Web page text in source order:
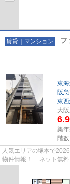
賃貸｜マンション フ
東海
阪
東西
大
6.9
築年
階
人気エリアの塚本で
物件情報！！ ネット無